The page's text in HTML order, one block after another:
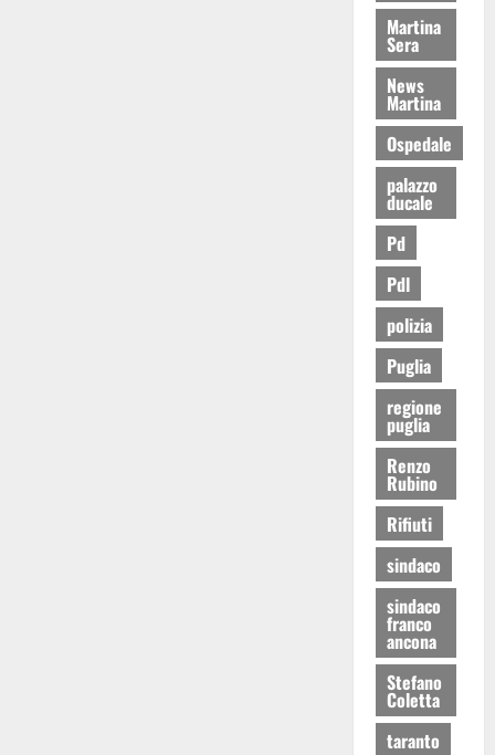
Martina
Sera
News
Martina
Ospedale
palazzo
ducale
Pd
Pdl
polizia
Puglia
regione
puglia
Renzo
Rubino
Rifiuti
sindaco
sindaco
franco
ancona
Stefano
Coletta
taranto